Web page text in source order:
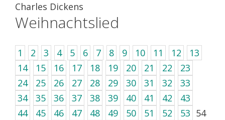
Charles Dickens
Weihnachtslied
1 2 3 4 5 6 7 8 9 10 11 12
13
14
15 16 17 18 19 20 21 22
23
24
25 26 27 28 29 30 31 32
33
34
35 36 37 38 39 40 41 42
43
44
45 46 47 48 49 50 51 52 53 54